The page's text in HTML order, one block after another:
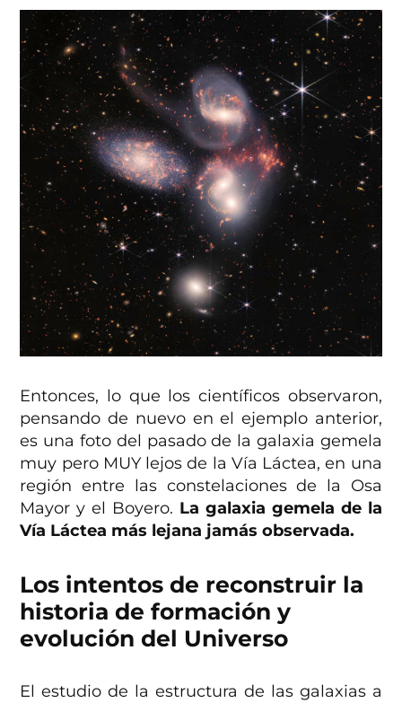
Entonces, lo que los científicos observaron,
pensando de nuevo en el ejemplo anterior,
es una foto del pasado de la galaxia gemela
muy pero MUY lejos de la Vía Láctea, en una
región entre las constelaciones de la Osa
Mayor y el Boyero. La galaxia gemela de la
Vía Láctea más lejana jamás observada.
Los intentos de reconstruir la
historia de formación y
evolución del Universo
El estudio de la estructura de las galaxias a